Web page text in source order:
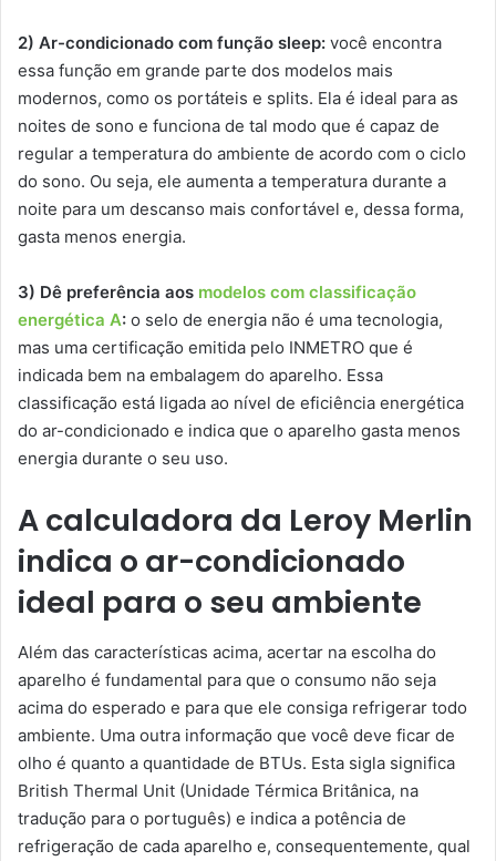
2) Ar-condicionado com função sleep: você encontra
essa função em grande parte dos modelos mais
modernos, como os portáteis e splits. Ela é ideal para as
noites de sono e funciona de tal modo que é capaz de
regular a temperatura do ambiente de acordo com o ciclo
do sono. Ou seja, ele aumenta a temperatura durante a
noite para um descanso mais confortável e, dessa forma,
gasta menos energia.
3) Dê preferência aos modelos com classificação
energética A: o selo de energia não é uma tecnologia,
mas uma certificação emitida pelo INMETRO que é
indicada bem na embalagem do aparelho. Essa
classificação está ligada ao nível de eficiência energética
do ar-condicionado e indica que o aparelho gasta menos
energia durante o seu uso.
A calculadora da Leroy Merlin
indica o ar-condicionado
ideal para o seu ambiente
Além das características acima, acertar na escolha do
aparelho é fundamental para que o consumo não seja
acima do esperado e para que ele consiga refrigerar todo
ambiente. Uma outra informação que você deve ficar de
olho é quanto a quantidade de BTUs. Esta sigla significa
British Thermal Unit (Unidade Térmica Britânica, na
tradução para o português) e indica a potência de
refrigeração de cada aparelho e, consequentemente, qual